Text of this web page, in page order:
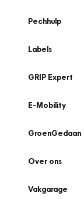
Pechhulp
Labels
GRIP Expert
E-Mobility
GroenGedaan
Over ons
Vakgarage